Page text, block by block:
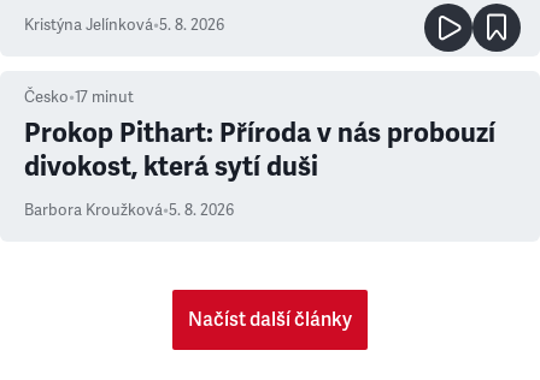
Kristýna Jelínková•5. 8. 2026
Česko•17 minut
Prokop Pithart: Příroda v nás probouzí
divokost, která sytí duši
Barbora Kroužková•5. 8. 2026
Načíst další články